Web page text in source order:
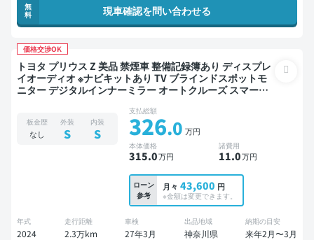
無
料
現車確認を問い合わせる
価格交渉OK
トヨタ プリウス Z 美品 禁煙車 整備記録簿あり ディスプレ
イオーディオ ※ナビキットあり TV ブラインドスポットモ
ニター デジタルインナーミラー オートクルーズ スマート
ライブレコーダー 衝突軽減
板金歴
なし
外装
S
内装
S
支払総額
326.0 万円
本体価格
315.0万円
諸費用
11.0万円
ローン
参考
月々 43,600 円
※金額は変更できます。
年式
2024
走行距離
2.3万km
車検
27年3月
出品地域
神奈川県
納期の目安
来年2月〜3月